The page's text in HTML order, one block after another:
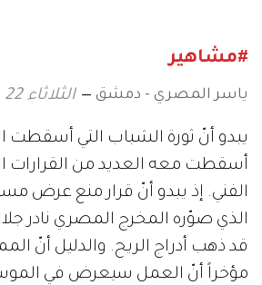
#مشاهير
ياسر المصري - دمشق الثلاثاء 22 فبراير 2011 04:00
يبدو أنّ ثورة الشباب التي أسقطت
أسقطت معه العديد من القرارات
الفني. إذ يبدو أنّ قرار منع عرض
الذي صوّره المخرج المصري نادر
قد ذهب أدراج الريح. والدليل أنّ
مؤخراً أنّ العمل سيعرض في